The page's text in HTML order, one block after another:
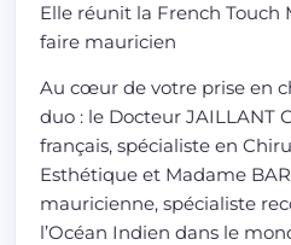
Elle réunit la French Touch
faire mauricien
Au cœur de votre prise en
duo : le Docteur JAILLANT
français, spécialiste en
Esthétique et Madame
mauricienne, spécialiste
l’Océan Indien dans le